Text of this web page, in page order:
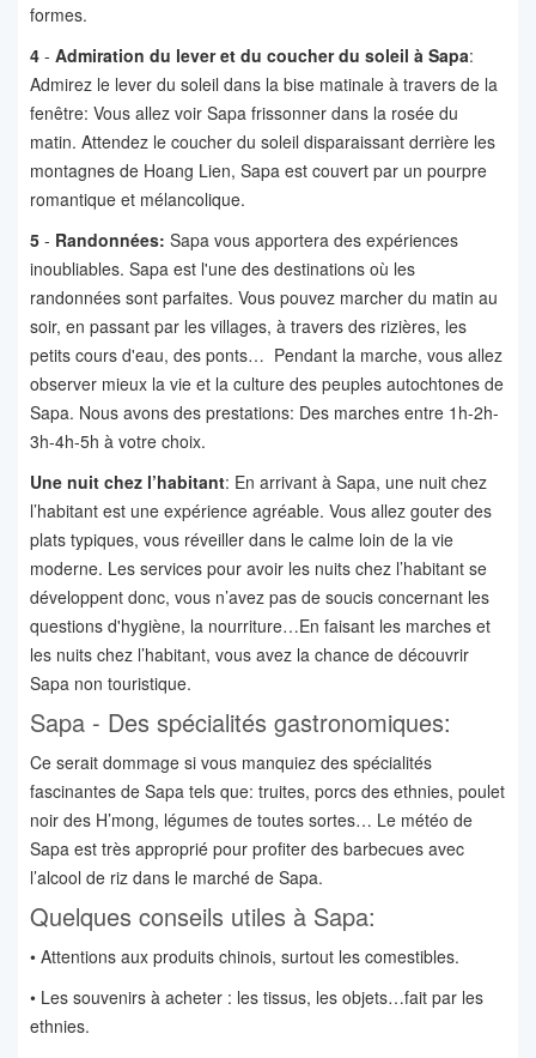
formes.
4 - Admiration du lever et du coucher du soleil à Sapa:
Admirez le lever du soleil dans la bise matinale à travers de la
fenêtre: Vous allez voir Sapa frissonner dans la rosée du
matin. Attendez le coucher du soleil disparaissant derrière les
montagnes de Hoang Lien, Sapa est couvert par un pourpre
romantique et mélancolique.
5 - Randonnées: Sapa vous apportera des expériences
inoubliables. Sapa est l'une des destinations où les
randonnées sont parfaites. Vous pouvez marcher du matin au
soir, en passant par les villages, à travers des rizières, les
petits cours d'eau, des ponts… Pendant la marche, vous allez
observer mieux la vie et la culture des peuples autochtones de
Sapa. Nous avons des prestations: Des marches entre 1h-2h-
3h-4h-5h à votre choix.
Une nuit chez l’habitant: En arrivant à Sapa, une nuit chez
l’habitant est une expérience agréable. Vous allez gouter des
plats typiques, vous réveiller dans le calme loin de la vie
moderne. Les services pour avoir les nuits chez l’habitant se
développent donc, vous n’avez pas de soucis concernant les
questions d'hygiène, la nourriture…En faisant les marches et
les nuits chez l’habitant, vous avez la chance de découvrir
Sapa non touristique.
Sapa - Des spécialités gastronomiques:
Ce serait dommage si vous manquiez des spécialités
fascinantes de Sapa tels que: truites, porcs des ethnies, poulet
noir des H’mong, légumes de toutes sortes… Le météo de
Sapa est très approprié pour profiter des barbecues avec
l’alcool de riz dans le marché de Sapa.
Quelques conseils utiles à Sapa:
• Attentions aux produits chinois, surtout les comestibles.
• Les souvenirs à acheter : les tissus, les objets…fait par les
ethnies.